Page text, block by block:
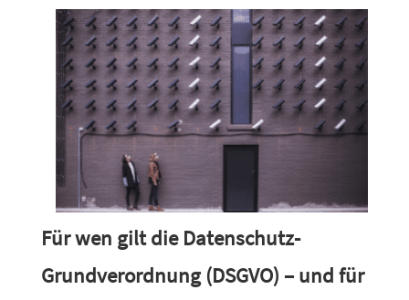
Für wen gilt die Datenschutz-
Grundverordnung (DSGVO) – und für